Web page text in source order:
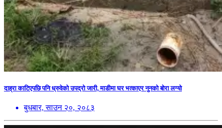
दाह्रा काटिएपछि पनि ध्रुवेको उपद्रो जारी, माडीमा घर भत्काएर नुनको बोरा लग्यो
बुधबार, साउन २०, २०८३